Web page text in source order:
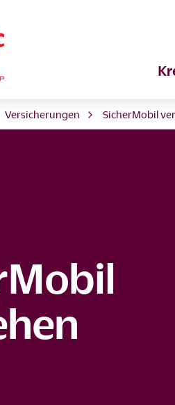
Versicherungen SicherMobil